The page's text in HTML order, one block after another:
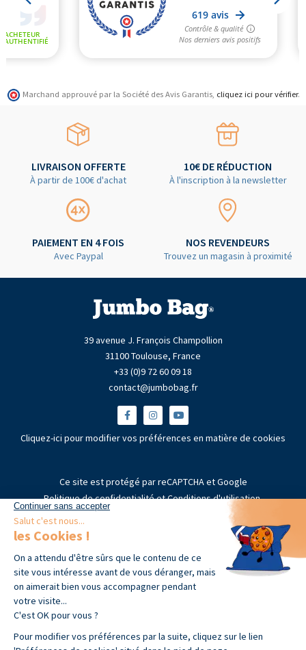
Marchand approuvé par la Société des Avis Garantis, cliquez ici pour vérifier.
LIVRAISON OFFERTE
À partir de 100€ d'achat
10€ DE RÉDUCTION
À l'inscription à la newsletter
PAIEMENT EN 4 FOIS
Avec Paypal
NOS REVENDEURS
Trouvez un magasin à proximité
39 avenue J. François Champollion
31100 Toulouse, France
+33 (0)9 72 60 09 18
contact@jumbobag.fr
Cliquez-ici pour modifier vos préférences en matière de cookies
Ce site est protégé par reCAPTCHA et Google
Politique de confidentialitéetConditions d'utilisation.
Informations
Presse
Produits